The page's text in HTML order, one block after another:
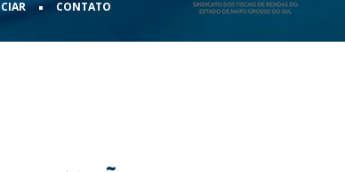
• CONTATO